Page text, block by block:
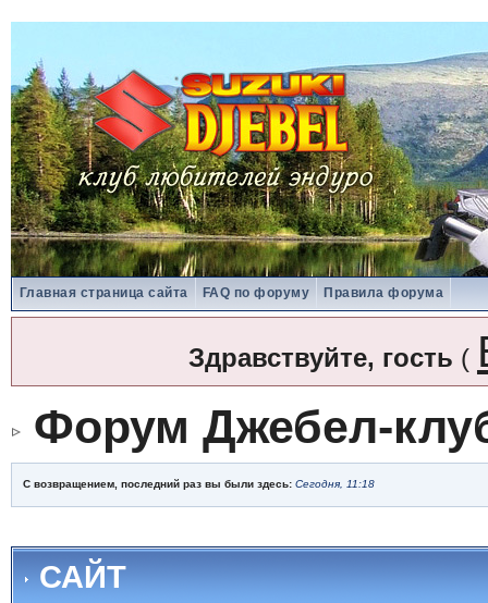
Главная страница сайта FAQ по форуму Правила форума
Здравствуйте, гость (
Форум Джебел-
С возвращением, последний раз вы были здесь: Сегодня, 11:18
САЙТ